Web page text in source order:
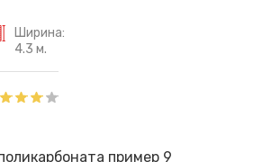
Ширина:
4.3 м.